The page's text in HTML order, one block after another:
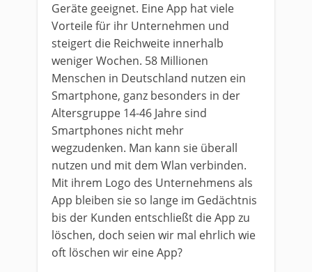
Geräte geeignet. Eine App hat viele
Vorteile für ihr Unternehmen und
steigert die Reichweite innerhalb
weniger Wochen. 58 Millionen
Menschen in Deutschland nutzen ein
Smartphone, ganz besonders in der
Altersgruppe 14-46 Jahre sind
Smartphones nicht mehr
wegzudenken. Man kann sie überall
nutzen und mit dem Wlan verbinden.
Mit ihrem Logo des Unternehmens als
App bleiben sie so lange im Gedächtnis
bis der Kunden entschließt die App zu
löschen, doch seien wir mal ehrlich wie
oft löschen wir eine App?